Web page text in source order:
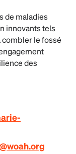
de maladies
innovants tels
le fossé
des